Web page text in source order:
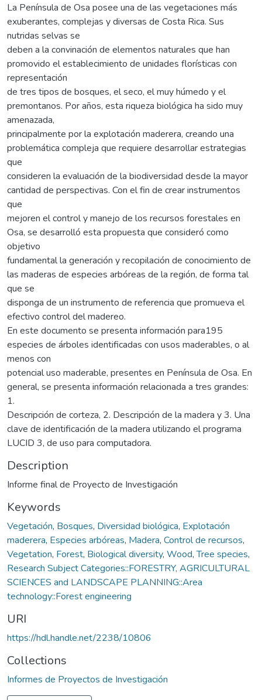
La Península de Osa posee una de las vegetaciones más
exuberantes, complejas y diversas de Costa Rica. Sus
nutridas selvas se
deben a la convinación de elementos naturales que han
promovido el establecimiento de unidades florísticas con
representación
de tres tipos de bosques, el seco, el muy húmedo y el
premontanos. Por años, esta riqueza biológica ha sido muy
amenazada,
principalmente por la explotación maderera, creando una
problemática compleja que requiere desarrollar estrategias
que
consideren la evaluación de la biodiversidad desde la mayor
cantidad de perspectivas. Con el fin de crear instrumentos
que
mejoren el control y manejo de los recursos forestales en
Osa, se desarrolló esta propuesta que consideró como
objetivo
fundamental la generación y recopilación de conocimiento de
las maderas de especies arbóreas de la región, de forma tal
que se
disponga de un instrumento de referencia que promueva el
efectivo control del madereo.
En este documento se presenta información para195
especies de árboles identificadas con usos maderables, o al
menos con
potencial uso maderable, presentes en Península de Osa. En
general, se presenta información relacionada a tres grandes:
1.
Descripción de corteza, 2. Descripción de la madera y 3. Una
clave de identificación de la madera utilizando el programa
LUCID 3, de uso para computadora.
Description
Informe final de Proyecto de Investigación
Keywords
Vegetación, Bosques, Diversidad biológica, Explotación
maderera, Especies arbóreas, Madera, Control de recursos,
Vegetation, Forest, Biological diversity, Wood,Tree species,
Research Subject Categories::FORESTRY, AGRICULTURAL
SCIENCES and LANDSCAPE PLANNING::Area
technology::Forest engineering
URI
https://hdl.handle.net/2238/10806
Collections
Informes de Proyectos de Investigación